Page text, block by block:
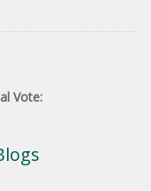
Vote: